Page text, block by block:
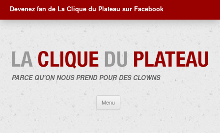
Devenez fan de La Clique du Plateau sur Facebook
PARCE QU'ON NOUS PREND POUR DES CLOWNS
Menu
contenu